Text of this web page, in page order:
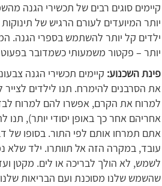
קיימים סוגים רבים של תכשירי הגנה
יותר המיועדים לעורם הרגיש של תינוקות
ילדים קל יותר להשתמש בספרי הגנה.
יותר – פקטור משמעותי כשמדובר
פינת השכנוע: קיימים תכשירי הגנה
את הסרבנים להימרח. תנו לילדים
למרוח את הקרם, אפשרו להם למרוח לבד
אחריהם אחר כך באופן יסודי יותר),
אתם תמרחו אותם לפי התור. בסופו של
עובד, במקרה הזה אל תוותרו. ילד שלא
לשמש, לא הולך לבריכה או לים. מקטן
שהשמש שלנו מסוכנת ועם הבריאות